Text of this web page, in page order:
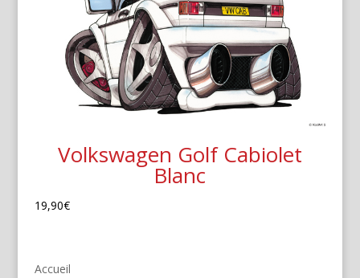
Volkswagen Golf Cabiolet
Blanc
19,90€
Accueil